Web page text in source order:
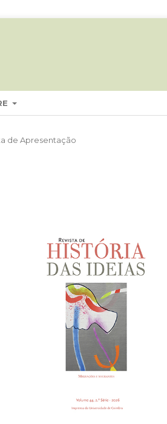
de Apresentação